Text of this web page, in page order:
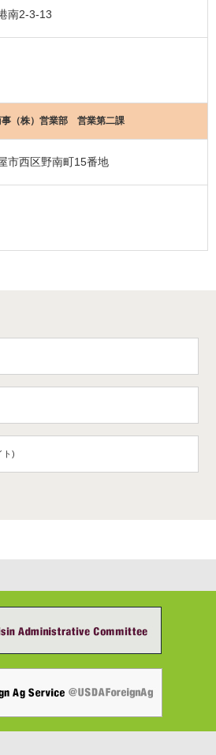
南2-3-13
事（株）営業部 営業第二課
市西区野南町15番地
ト)